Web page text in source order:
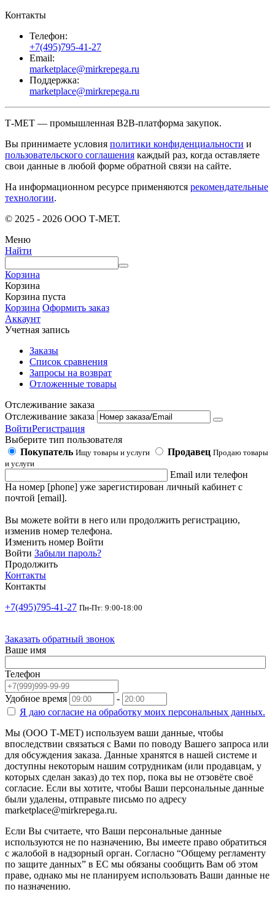
Контакты
Телефон:
+7(495)795-41-27
Email:
marketplace@mirkrepega.ru
Поддержка:
marketplace@mirkrepega.ru
Т-МЕТ — промышленная B2B-платформа закупок.
Вы принимаете условия политики конфиденциальности и
пользовательского соглашения каждый раз, когда оставляете
свои данные в любой форме обратной связи на сайте.
На информационном ресурсе применяются рекомендательные
технологии.
© 2025 - 2026 ООО Т-МЕТ.
Меню
Найти
Корзина
Корзина
Корзина пуста
Корзина Оформить заказ
Аккаунт
Учетная запись
Заказы
Список сравнения
Запросы на возврат
Отложенные товары
Отслеживание заказа
Отслеживание заказа
ВойтиРегистрация
Выберите тип пользователя
Покупатель Ищу товары и услуги Продавец Продаю товары
и услуги
Email или телефон
На номер [phone] уже зарегистирован личный кабинет с
почтой [email].
Вы можете войти в него или продолжить регистрацию,
изменив номер телефона.
Изменить номер Войти
Войти Забыли пароль?
Продолжить
Контакты
Контакты
+7(495)795-41-27 Пн-Пт: 9:00-18:00
Заказать обратный звонок
Ваше имя
Телефон
Удобное время
-
Я даю согласие на обработку моих персональных данных.
Мы (ООО Т-МЕТ) используем ваши данные, чтобы
впоследствии связаться с Вами по поводу Вашего запроса или
для обсуждения заказа. Данные хранятся в нашей системе и
доступны некоторым нашим сотрудникам (или продавцам, у
которых сделан заказ) до тех пор, пока вы не отзовёте своё
согласие. Если вы хотите, чтобы Ваши персональные данные
были удалены, отправьте письмо по адресу
marketplace@mirkrepega.ru.
Если Вы считаете, что Ваши персональные данные
используются не по назначению, Вы имеете право обратиться
с жалобой в надзорный орган. Согласно “Общему регламенту
по защите данных” в ЕС мы обязаны сообщить Вам об этом
праве, однако мы не планируем использовать Ваши данные не
по назначению.